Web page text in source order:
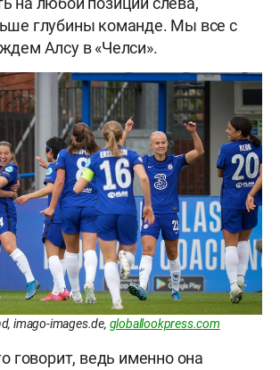
глубины команде. Мы все с
Алсу в «Челси».
imago-images.de, globallookpress.com
говорит, ведь именно она